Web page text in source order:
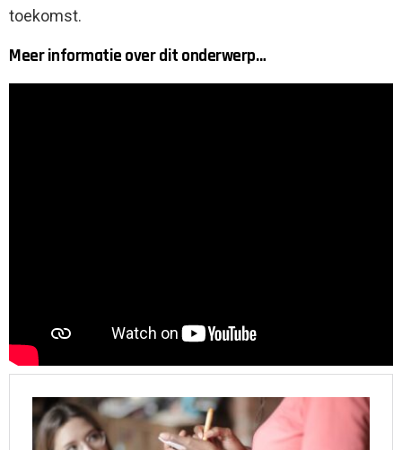
toekomst.
Meer informatie over dit onderwerp…